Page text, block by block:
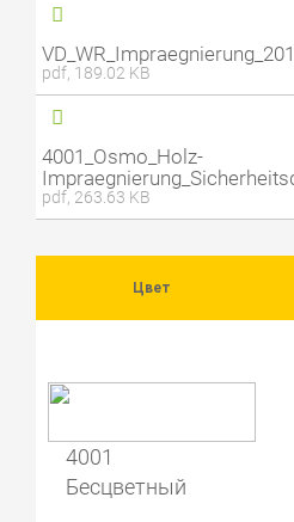
pdf, 189.02 KB
4001_Osmo_Holz-
pdf, 263.63 KB
Цвет
4001
Бесцветный